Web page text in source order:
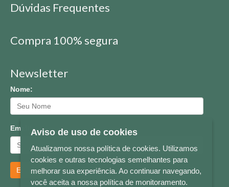
Dúvidas Frequentes
Compra 100% segura
Newsletter
Nome:
Email:
Enviar
Aviso de uso de cookies
Atualizamos nossa política de cookies. Utilizamos
cookies e outras tecnologias semelhantes para
melhorar sua experiência. Ao continuar navegando,
você aceita a nossa política de monitoramento.